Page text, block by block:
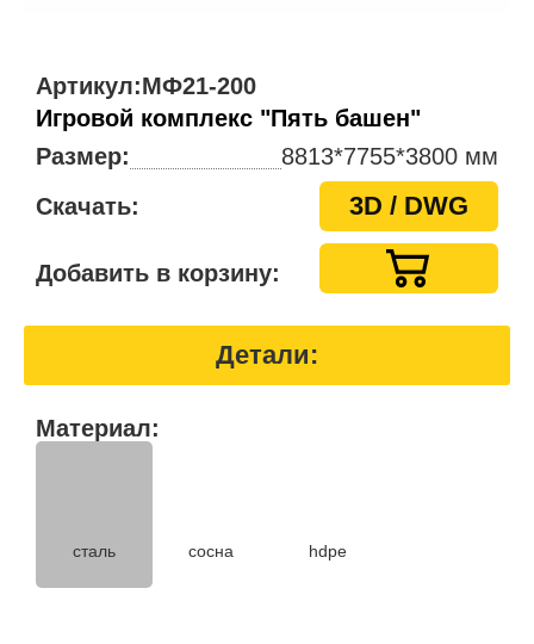
Артикул:МФ21-200
Игровой комплекс "Пять башен"
Размер:
8813*7755*3800 мм
Скачать:
3D / DWG
Добавить в корзину:
Детали:
Материал:
сталь сосна hdpe